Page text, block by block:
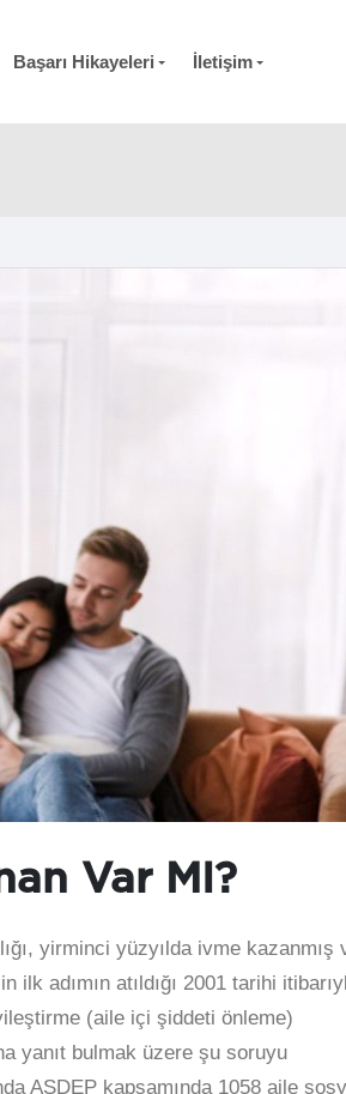
Başarı Hikayeleri İletişim
Var MI?
yirminci yüzyılda ivme kazanmış
ilk adımın atıldığı 2001 tarihi
(aile içi şiddeti önleme)
yanıt bulmak üzere şu soruyu
ASDEP kapsamında 1058 aile